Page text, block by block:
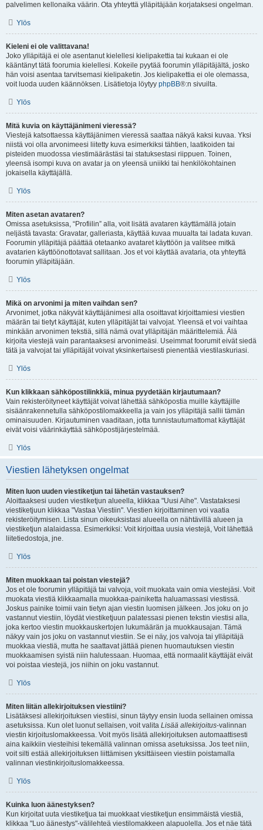
palvelimen kellonaika väärin. Ota yhteyttä ylläpitäjään korjataksesi ongelman.
Ylös
Kieleni ei ole valittavana!
Joko ylläpitäjä ei ole asentanut kielellesi kielipakettia tai kukaan ei ole
kääntänyt tätä foorumia kielellesi. Kokeile pyytää foorumin ylläpitäjältä, josko
hän voisi asentaa tarvitsemasi kielipaketin. Jos kielipakettia ei ole olemassa,
voit luoda uuden käännöksen. Lisätietoja löytyy phpBB®:n sivuilta.
Ylös
Mitä kuvia on käyttäjänimeni vieressä?
Viestejä katsottaessa käyttäjänimen vieressä saattaa näkyä kaksi kuvaa. Yksi
niistä voi olla arvonimeesi liitetty kuva esimerkiksi tähtien, laatikoiden tai
pisteiden muodossa viestimäärästäsi tai statuksestasi riippuen. Toinen,
yleensä isompi kuva on avatar ja on yleensä uniikki tai henkilökohtainen
jokaisella käyttäjällä.
Ylös
Miten asetan avataren?
Omissa asetuksissa, “Profiilin” alla, voit lisätä avataren käyttämällä jotain
neljästä tavasta: Gravatar, galleriasta, käyttää kuvaa muualta tai ladata kuvan.
Foorumin ylläpitäjä päättää otetaanko avataret käyttöön ja valitsee mitkä
avatarien käyttöönottotavat sallitaan. Jos et voi käyttää avataria, ota yhteyttä
foorumin ylläpitäjään.
Ylös
Mikä on arvonimi ja miten vaihdan sen?
Arvonimet, jotka näkyvät käyttäjänimesi alla osoittavat kirjoittamiesi viestien
määrän tai tietyt käyttäjät, kuten ylläpitäjät tai valvojat. Yleensä et voi vaihtaa
minkään arvonimen tekstiä, sillä nämä ovat ylläpitäjän määrittelemiä. Älä
kirjoita viestejä vain parantaaksesi arvonimeäsi. Useimmat foorumit eivät siedä
tätä ja valvojat tai ylläpitäjät voivat yksinkertaisesti pienentää viestilaskuriasi.
Ylös
Kun klikkaan sähköpostilinkkiä, minua pyydetään kirjautumaan?
Vain rekisteröityneet käyttäjät voivat lähettää sähköpostia muille käyttäjille
sisäänrakennetulla sähköpostilomakkeella ja vain jos ylläpitäjä sallii tämän
ominaisuuden. Kirjautuminen vaaditaan, jotta tunnistautumattomat käyttäjät
eivät voisi väärinkäyttää sähköpostijärjestelmää.
Ylös
Viestien lähetyksen ongelmat
Miten luon uuden viestiketjun tai lähetän vastauksen?
Aloittaaksesi uuden viestiketjun alueella, klikkaa "Uusi Aihe". Vastataksesi
viestiketjuun klikkaa "Vastaa Viestiin". Viestien kirjoittaminen voi vaatia
rekisteröitymisen. Lista sinun oikeuksistasi alueella on nähtävillä alueen ja
viestiketjun alalaidassa. Esimerkiksi: Voit kirjoittaa uusia viestejä, Voit lähettää
liitetiedostoja, jne.
Ylös
Miten muokkaan tai poistan viestejä?
Jos et ole foorumin ylläpitäjä tai valvoja, voit muokata vain omia viestejäsi. Voit
muokata viestiä klikkaamalla muokkaa-painiketta haluamassasi viestissä.
Joskus painike toimii vain tietyn ajan viestin luomisen jälkeen. Jos joku on jo
vastannut viestiin, löydät viestiketjuun palatessasi pienen tekstin viestisi alla,
joka kertoo viestin muokkauskertojen lukumäärän ja muokkausajan. Tämä
näkyy vain jos joku on vastannut viestiin. Se ei näy, jos valvoja tai ylläpitäjä
muokkaa viestiä, mutta he saattavat jättää pienen huomautuksen viestin
muokkaamisen syistä niin halutessaan. Huomaa, että normaalit käyttäjät eivät
voi poistaa viestejä, jos niihin on joku vastannut.
Ylös
Miten liitän allekirjoituksen viestiini?
Lisätäksesi allekirjoituksen viestiisi, sinun täytyy ensin luoda sellainen omissa
asetuksissa. Kun olet luonut sellaisen, voit valita Lisää allekirjoitus-valinnan
viestin kirjoituslomakkeessa. Voit myös lisätä allekirjoituksen automaattisesti
aina kaikkiin viesteihisi tekemällä valinnan omissa asetuksissa. Jos teet niin,
voit silti estää allekirjoituksen liittämisen yksittäiseen viestiin poistamalla
valinnan viestinkirjoituslomakkeessa.
Ylös
Kuinka luon äänestyksen?
Kun kirjoitat uuta viestiketjua tai muokkaat viestiketjun ensimmäistä viestiä,
klikkaa "Luo äänestys"-välilehteä viestilomakkeen alapuolella. Jos et näe tätä